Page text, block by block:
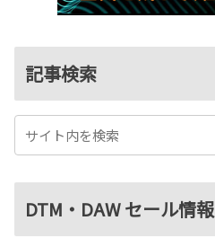
記事検索
DTM・DAW セール情報